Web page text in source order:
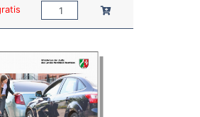
Anzahl: In den Warenkorb